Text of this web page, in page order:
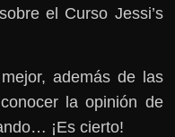
sobre el Curso Jessi’s
además de las
la opinión de
¡Es cierto!